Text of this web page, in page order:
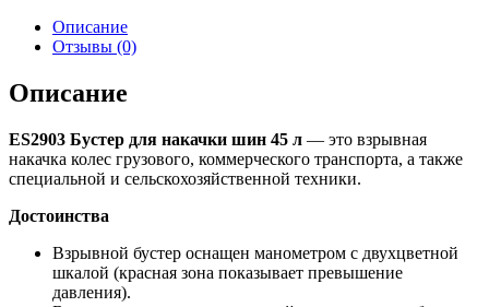
Описание
Отзывы (0)
Описание
ES2903 Бустер для накачки шин 45 л — это взрывная
накачка колес грузового, коммерческого транспорта, а также
специальной и сельскохозяйственной техники.
Достоинства
Взрывной бустер оснащен манометром с двухцветной
шкалой (красная зона показывает превышение
давления).